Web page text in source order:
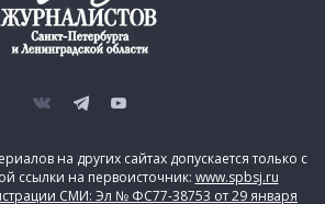
на других сайтах допускается только с
ссылки на первоисточник: www.spbsj.ru
СМИ: Эл № ФС77-38753 от 29 января